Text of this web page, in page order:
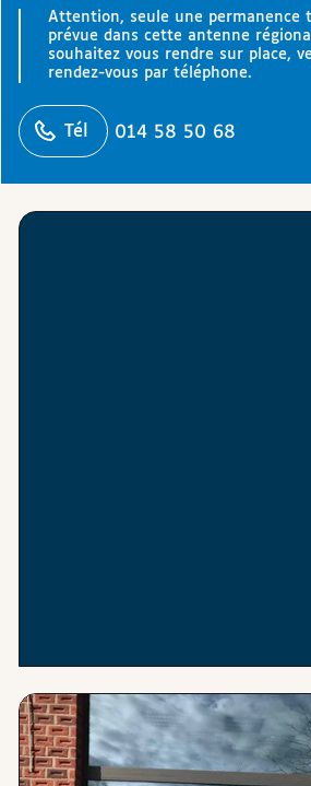
Attention, seule une permanence
prévue dans cette antenne
souhaitez vous rendre sur place,
rendez-vous par téléphone.
Tél éphoner
014 58 50 68